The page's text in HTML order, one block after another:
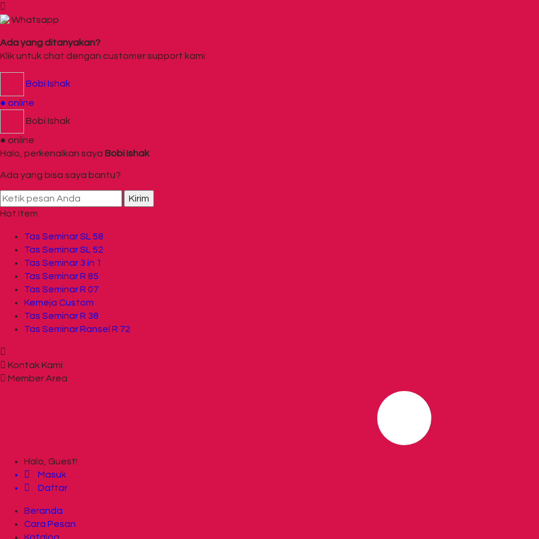
Whatsapp
Ada yang ditanyakan?
Klik untuk chat dengan customer support kami
Bobi Ishak
● online
Bobi Ishak
● online
Halo, perkenalkan saya Bobi Ishak
Ada yang bisa saya bantu?
Kirim
Hot Item
Tas Seminar SL 58
Tas Seminar SL 52
Tas Seminar 3 in 1
Tas Seminar R 85
Tas Seminar R 07
Kemeja Custom
Tas Seminar R 38
Tas Seminar Ransel R 72
Kontak Kami
Member Area
Halo, Guest!
Masuk
Daftar
Beranda
Cara Pesan